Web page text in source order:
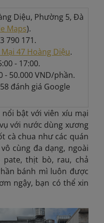
Diệu, Phường 5, Đà
Maps).
790 171.
47 Hoàng Diệu.
- 17:00.
- 50.000 VND/phần.
đánh giá Google
bật với viên xíu mại
với nước dùng xương
cà chua như các quán
cùng đa dạng, ngoài
thịt bò, rau, chả
bánh mì luôn được
ngậy, bạn có thể xin